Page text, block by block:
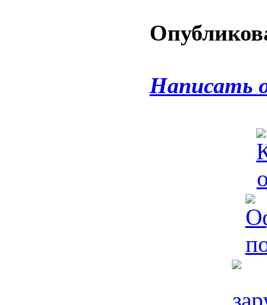
Написать